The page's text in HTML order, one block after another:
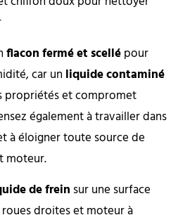
flacon fermé et scellépour
car un liquide contaminé
propriétés et compromet
également à travailler dans
à éloigner toute source de
moteur.
de frein sur une surface